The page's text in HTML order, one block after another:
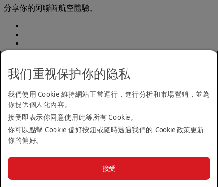
分享你的阿聯酋航空體驗。
無障礙閱覽聲明
聯絡我們
私隱政策
條款及細則
Cookie 政策
現代奴役法案透明化聲明
我们重视保护你的隐私
我們使用 Cookie 維持網站正常運行，進行分析和市場營銷，並為
你提供個人化內容。
接受即表示你同意使用此等所有 Cookie。
你可以點擊 Cookie 偏好按鈕或隨時透過我們的 Cookie 政策更新
你的偏好。
接受